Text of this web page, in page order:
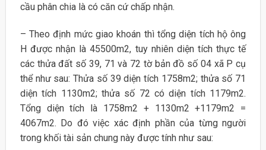
cầu phân chia là có căn cứ chấp nhận.
– Theo định mức giao khoán thì tổng diện tích hộ ông
H được nhận là 45500m2, tuy nhiên diện tích thực tế
các thửa đất số 39, 71 và 72 tờ bản đồ số 04 xã P cụ
thể như sau: Thửa số 39 diện tích 1758m2; thửa số 71
diện tích 1130m2; thửa số 72 có diện tích 1179m2.
Tổng diện tích là 1758m2 + 1130m2 +1179m2 =
4067m2. Do đó việc xác định phần của từng người
trong khối tài sản chung này được tính như sau: